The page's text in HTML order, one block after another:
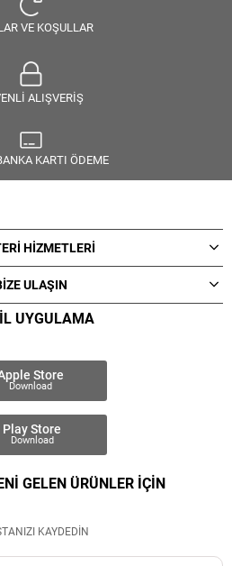
VE KOŞULLAR
ALIŞVERİŞ
KARTI ÖDEME
HİZMETLERİ
ULAŞIN
UYGULAMA
Store
Download
Play Store
Download
GELEN ÜRÜNLER İÇİN
KAYDEDİN